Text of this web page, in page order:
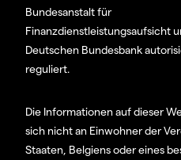
Bundesanstalt für
Finanzdienstleistungsaufsicht
Deutschen Bundesbank
reguliert.
Die Informationen auf dieser
sich nicht an Einwohner der
Staaten, Belgiens oder eines